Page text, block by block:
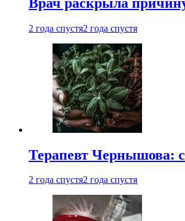
2 года спустя2 года спустя
Терапевт Чернышова:
2 года спустя2 года спустя